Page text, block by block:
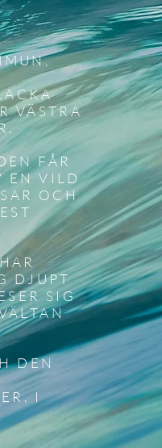
VÄSTRA
FÅR
EN VILD
OCH
DJUPT
SIG
DEN
I